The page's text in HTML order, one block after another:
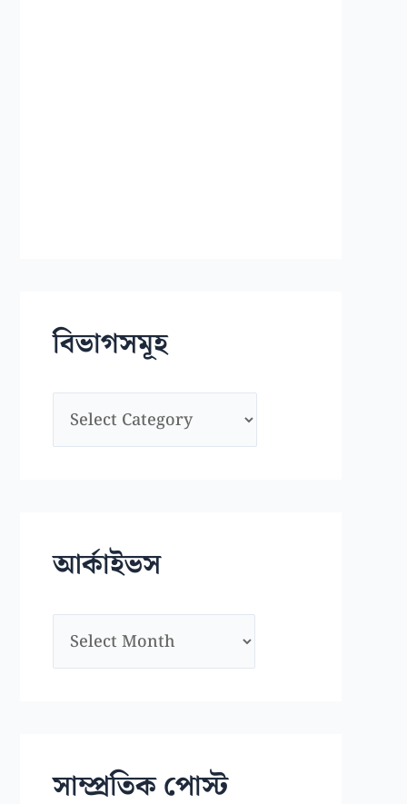
বিভাগসমূহ
ভা
হ
আর্কাইভস
র্কা
সাম্প্রতিক পোস্ট